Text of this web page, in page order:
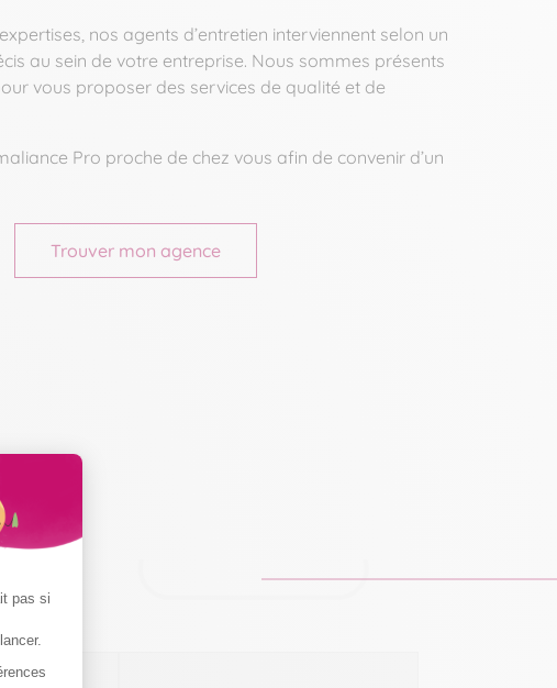
nos agents d’entretien interviennent selon un
au sein de votre entreprise. Nous sommes présents
vous proposer des services de qualité et de
Pro proche de chez vous afin de convenir d’un
Trouver mon agence